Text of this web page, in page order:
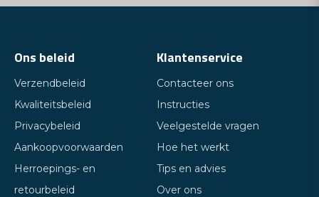
Ons beleid
Verzendbeleid
Kwaliteitsbeleid
Privacybeleid
Aankoopvoorwaarden
Herroepings- en
retourbeleid
Klantenservice
Contacteer ons
Instructies
Veelgestelde vragen
Hoe het werkt
Tips en advies
Over ons